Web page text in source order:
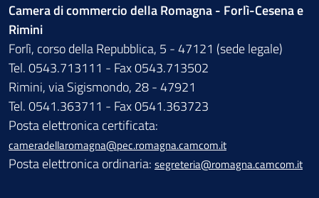
Camera di commercio della Romagna - Forlì-Cesena e
Rimini
Forlì, corso della Repubblica, 5 - 47121 (sede legale)
Tel. 0543.713111 - Fax 0543.713502
Rimini, via Sigismondo, 28 - 47921
Tel. 0541.363711 - Fax 0541.363723
Posta elettronica certificata:
cameradellaromagna@pec.romagna.camcom.it
Posta elettronica ordinaria: segreteria@romagna.camcom.it